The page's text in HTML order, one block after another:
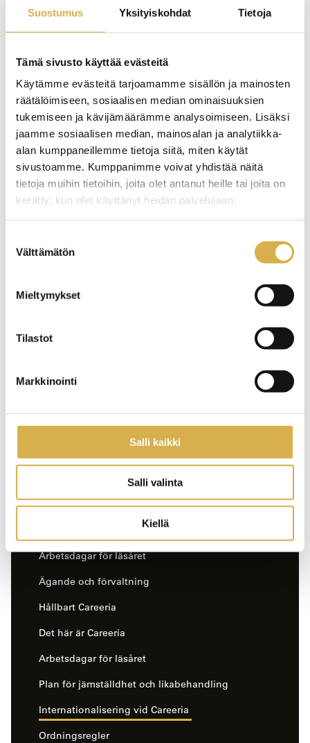
Suostumus Yksityiskohdat Tietoja
Tämä sivusto käyttää evästeitä
Käytämme evästeitä tarjoamamme sisällön ja mainosten
räätälöimiseen, sosiaalisen median ominaisuuksien
tukemiseen ja kävijämäärämme analysoimiseen. Lisäksi
jaamme sosiaalisen median, mainosalan ja analytiikka-
alan kumppaneillemme tietoja siitä, miten käytät
sivustoamme. Kumppanimme voivat yhdistää näitä
tietoja muihin tietoihin, joita olet antanut heille tai joita on
kerätty, kun olet käyttänyt heidän palvelujaan.
valinta
Välttämätön
Mieltymykset
Tilastot
Markkinointi
Salli kaikki
Salli valinta
Kiellä
huvudsakligen i slutskedet av studierna. Utomlands
kan internationell verksamhet ske även i Finland.
Handbok (på finska): Ulkomaille opintojen aikana
Internationella
berättelser
Utveckling och projekt
Careerias internationella projekt finns (på finska) på
Careeria på svenska-
sivun
sivuvalikko
Arbetsdagar för läsåret
Ägande och förvaltning
Hållbart Careeria
Det här är Careeria
Arbetsdagar för läsåret
Plan för jämställdhet och likabehandling
Internationalisering vid Careeria
Ordningsregler